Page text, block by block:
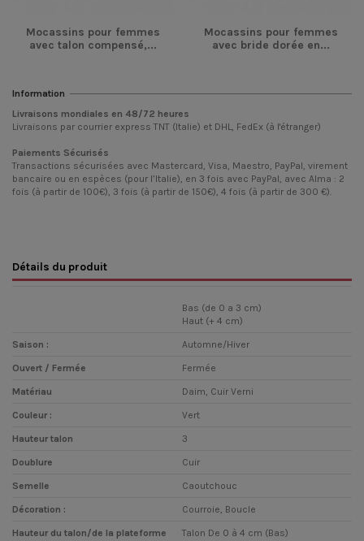
Mocassins pour femmes
avec talon compensé,...
Mocassins pour femmes
avec bride dorée en...
Information
Livraisons mondiales en 48/72 heures
Livraisons par courrier express TNT (Italie) et DHL, FedEx (à l'étranger)
Paiements Sécurisés
Transactions sécurisées avec Mastercard, Visa, Maestro, PayPal, virement
bancaire ou en espèces (pour l’Italie), en 3 fois avec PayPal, avec Alma : 2
fois (à partir de 100€), 3 fois (à partir de 150€), 4 fois (à partir de 300 €).
Détails du produit
Bas (de 0 a 3 cm)
Haut (+ 4 cm)
Saison : Automne/Hiver
Ouvert / Fermée Fermée
Matériau Daim, Cuir Verni
Couleur : Vert
Hauteur talon 3
Doublure Cuir
Semelle Caoutchouc
Décoration : Courroie, Boucle
Hauteur du talon/de la plateforme Talon De 0 à 4 cm (Bas)